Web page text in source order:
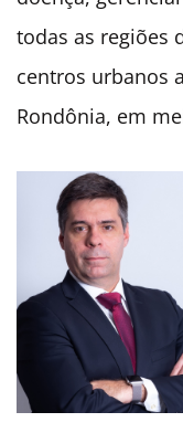
todas as regiões
centros urbanos
Rondônia, em